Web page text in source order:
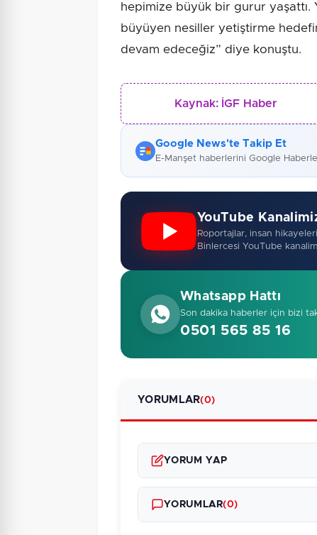
hepimize büyük bir gurur yaşattı.
büyüyen nesiller yetiştirme
devam edeceğiz” diye konuştu.
Kaynak: İGF Haber
Google News'te Takip Et
E-Manşet haberlerini Google
YouTube
Roportajlar, insan
Binlercesi YouTube
Whatsapp Hattı
Son dakika haberler için bizi
0501 565 85 16
YORUMLAR(0)
YORUM YAP
YORUMLAR(0)